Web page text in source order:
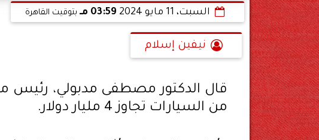
السبت، 11 مايو 2024 03:59 مـ بتوقيت القاهرة
نيفين إسلام
قال الدكتور مصطفى مدبولي، رئيس
من السيارات تجاوز 4 مليار دولار.